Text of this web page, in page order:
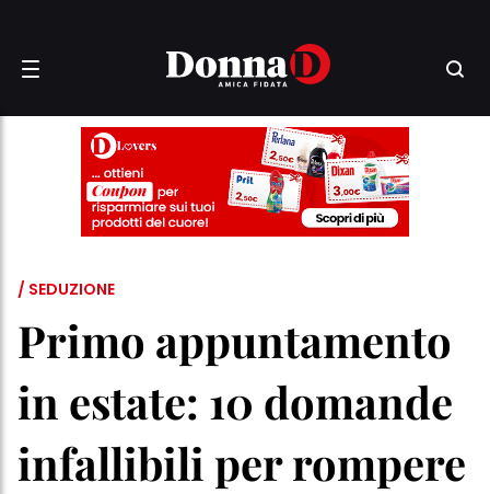
/ SEDUZIONE
Primo appuntamento
in estate: 10 domande
infallibili per rompere